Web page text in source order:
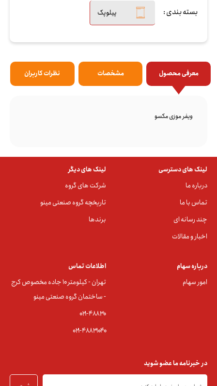
بسته بندی : پیلوپک
معرفی محصول مشخصات نظرات کاربران
ویفر موزی مکسو
لینک های دسترسی
درباره ما
تماس با ما
چند رسانه ای
اخبار و مقالات
لینک های دیگر
شرکت های گروه
تاریخچه گروه صنعتی مینو
برندها
درباره سهام
امور سهام
اطلاعات تماس
تهران - کیلومتر ۱۰ جاده مخصوص کرج
- ساختمان گروه صنعتی مینو
۰۲۱-۴۸۸۳0
۰۲۱-۴۸۸۳۱۰۴۰
در خبرنامه ما عضو شوید